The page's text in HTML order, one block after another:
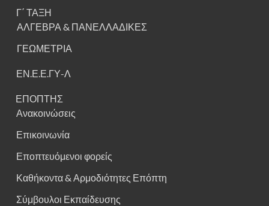
Γ΄ ΤΑΞΗ
ΑΛΓΕΒΡΑ & ΠΑΝΕΛΛΑΔΙΚΕΣ
ΓΕΩΜΕΤΡΙΑ
ΕΝ.Ε.Ε.ΓΥ-Λ
ΕΠΟΠΤΗΣ
Ανακοινώσεις
Επικοινωνία
Εποπτευόμενοι φορείς
Καθήκοντα & Αρμοδιότητες Επόπτη
Σύμβουλοι Εκπαίδευσης